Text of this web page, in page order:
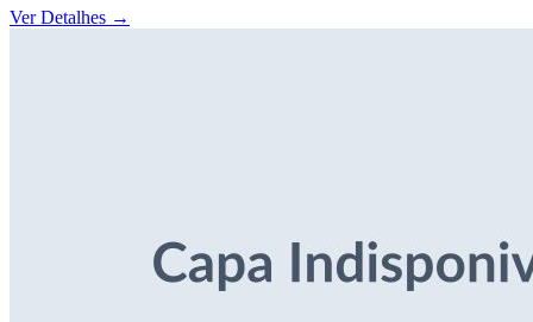
Ver Detalhes →